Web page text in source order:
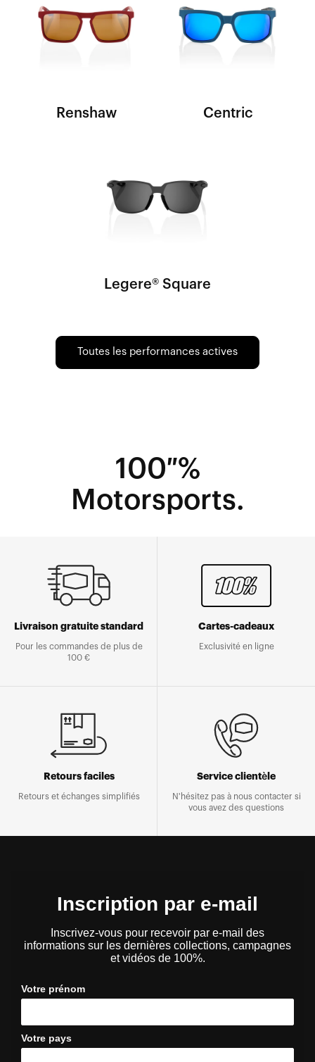
Renshaw Centric
Legere® Square
Toutes les performances actives
100 %
Motorsports.
Livraison gratuite standard
Pour les commandes de plus de
100 €
Cartes-cadeaux
Exclusivité en ligne
Retours faciles
Retours et échanges simplifiés
Service clientèle
N'hésitez pas à nous contacter si
vous avez des questions
Inscription par e-mail
Inscrivez-vous pour recevoir par e-mail des
informations sur les dernières collections, campagnes
et vidéos de 100%.
Votre prénom
Votre pays